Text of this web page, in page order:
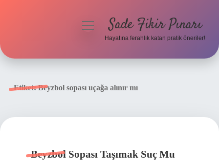
menüyüSade Fikir Pınarı
Hayatına ferahlık katan pratik öneriler!
Etiket:Beyzbol sopası uçağa alınır mı
Beyzbol Sopası Taşımak Suç Mu